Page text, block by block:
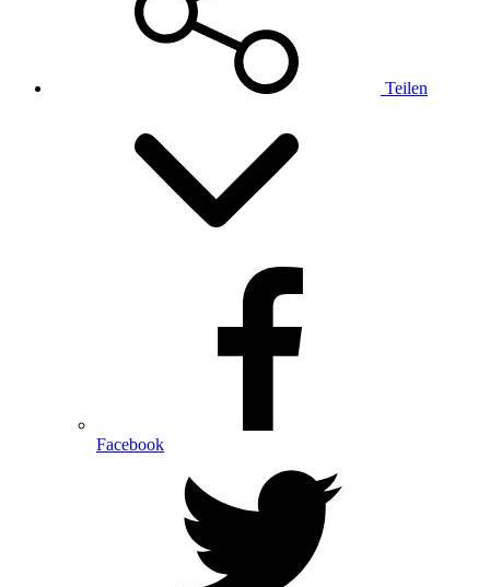
Teilen
Facebook